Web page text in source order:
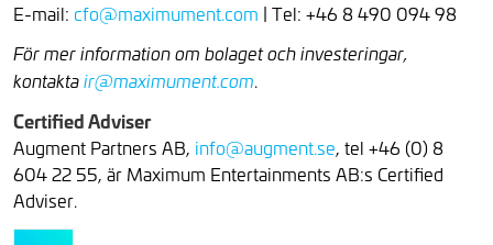
E-mail: cfo@maximument.com | Tel: +46 8 490 094 98
För mer information om bolaget och investeringar,
kontaktair@maximument.com.
Certified Adviser
Augment Partners AB, info@augment.se, tel +46 (0) 8
604 22 55, är Maximum Entertainments AB:s Certified
Adviser.